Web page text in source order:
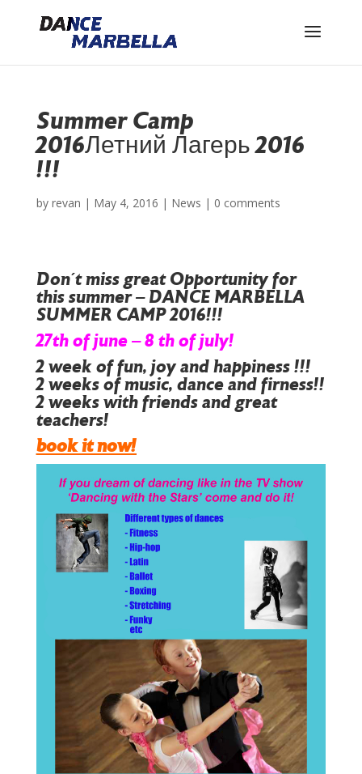
Summer Camp
2016Летний Лагерь 2016
!!!
by revan | May 4, 2016 | News | 0 comments
Don´t miss great Opportunity for
this summer – DANCE MARBELLA
SUMMER CAMP 2016!!!
27th of june – 8 th of july!
2 week of fun, joy and happiness !!!
2 weeks of music, dance and firness!!
2 weeks with friends and great
teachers!
book it now!